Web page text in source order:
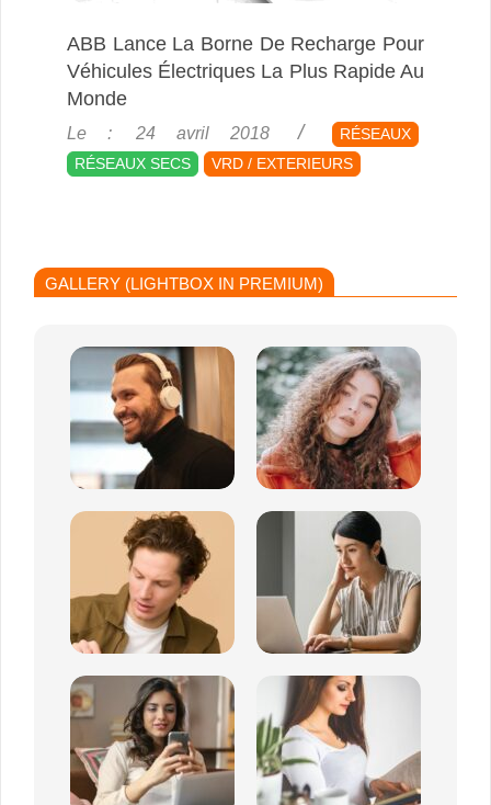
ABB Lance La Borne De Recharge Pour
Véhicules Électriques La Plus Rapide Au
Monde
2018-
04-
24
Le : 24 avril 2018
RÉSEAUX
RÉSEAUX SECS
VRD / EXTERIEURS
GALLERY (LIGHTBOX IN PREMIUM)